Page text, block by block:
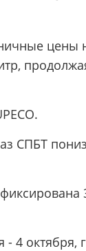
СПБТ
4 октября,